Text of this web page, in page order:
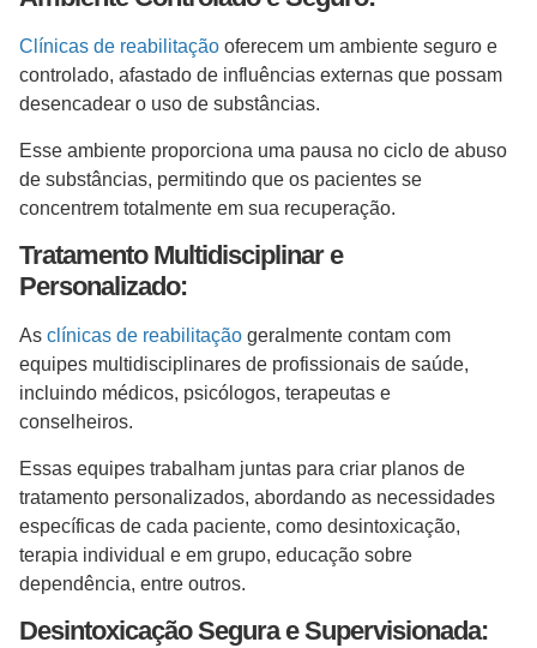
Clínicas de reabilitação oferecem um ambiente seguro e
controlado, afastado de influências externas que possam
desencadear o uso de substâncias.
Esse ambiente proporciona uma pausa no ciclo de abuso
de substâncias, permitindo que os pacientes se
concentrem totalmente em sua recuperação.
Tratamento Multidisciplinar e
Personalizado:
As clínicas de reabilitação geralmente contam com
equipes multidisciplinares de profissionais de saúde,
incluindo médicos, psicólogos, terapeutas e
conselheiros.
Essas equipes trabalham juntas para criar planos de
tratamento personalizados, abordando as necessidades
específicas de cada paciente, como desintoxicação,
terapia individual e em grupo, educação sobre
dependência, entre outros.
Desintoxicação Segura e Supervisionada: